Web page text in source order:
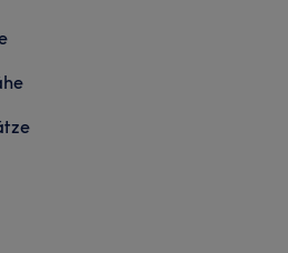
Jackson sagen